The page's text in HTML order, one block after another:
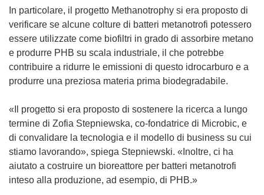
u
o
v
e
s
t
u
n
a
n
u
o
a
f
i
n
e
s
In particolare, il progetto Methanotrophy si era proposto di
verificare se alcune colture di batteri metanotrofi potessero
essere utilizzate come biofiltri in grado di assorbire metano
e produrre PHB su scala industriale, il che potrebbe
contribuire a ridurre le emissioni di questo idrocarburo e a
produrre una preziosa materia prima biodegradabile.
«Il progetto si era proposto di sostenere la ricerca a lungo
termine di Zofia Stepniewska, co-fondatrice di Microbic, e
di convalidare la tecnologia e il modello di business su cui
stiamo lavorando», spiega Stepniewski. «Inoltre, ci ha
aiutato a costruire un bioreattore per batteri metanotrofi
inteso alla produzione, ad esempio, di PHB.»